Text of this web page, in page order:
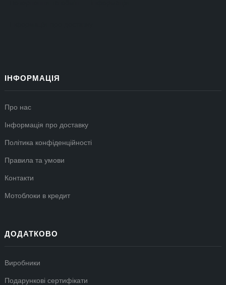
ІНФОРМАЦІЯ
Про нас
Інформація про доставку
Політика конфіденційності
Правила та умови
Контакти
Мотоблоки в кредит
ДОДАТКОВО
Виробники
Подарункові сертифікати